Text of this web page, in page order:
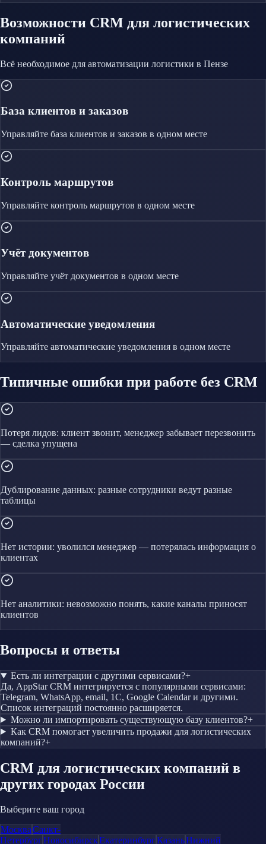
Возможности CRM для логистических
компаний
Всё необходимое для автоматизации логистики в Пензе
База клиентов и заказов
Управляйте база клиентов и заказов в одном месте
Контроль маршрутов
Управляйте контроль маршрутов в одном месте
Учёт документов
Управляйте учёт документов в одном месте
Автоматические уведомления
Управляйте автоматические уведомления в одном месте
Типичные ошибки при работе без CRM
Потеря лидов: клиент звонит, менеджер забывает перезвонить
— сделка упущена
Дублирование данных: разные сотрудники ведут разные
таблицы
Нет истории: уволился менеджер — потерялась информация о
клиентах
Нет аналитики: невозможно понять, какие каналы приносят
клиентов
Вопросы и ответы
Есть ли интеграции с другими сервисами?+
Да, AppStar CRM интегрируется с популярными сервисами:
Telegram, WhatsApp, email, 1С, Google Calendar и другими.
Список интеграций постоянно расширяется.
Можно ли импортировать существующую базу клиентов?+
Как CRM помогает увеличить продажи для логистических
компаний?+
CRM для логистических компаний в
других городах России
Выберите ваш город
МоскваСанкт-
ПетербургНовосибирскЕкатеринбургКазаньНижний